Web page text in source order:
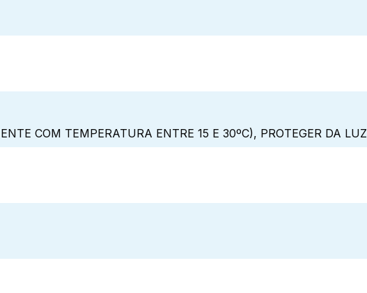
COM TEMPERATURA ENTRE 15 E 30ºC), PROTEGER DA LUZ